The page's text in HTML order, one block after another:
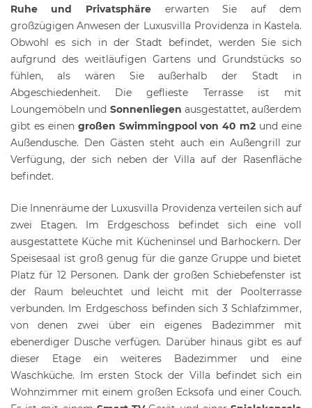
Ruhe und Privatsphäre erwarten Sie auf dem
großzügigen Anwesen der Luxusvilla Providenza in Kastela.
Obwohl es sich in der Stadt befindet, werden Sie sich
aufgrund des weitläufigen Gartens und Grundstücks so
fühlen, als wären Sie außerhalb der Stadt in
Abgeschiedenheit. Die geflieste Terrasse ist mit
Loungemöbeln und Sonnenliegen ausgestattet, außerdem
gibt es einen großen Swimmingpool von 40 m2 und eine
Außendusche. Den Gästen steht auch ein Außengrill zur
Verfügung, der sich neben der Villa auf der Rasenfläche
befindet.
Die Innenräume der Luxusvilla Providenza verteilen sich auf
zwei Etagen. Im Erdgeschoss befindet sich eine voll
ausgestattete Küche mit Kücheninsel und Barhockern. Der
Speisesaal ist groß genug für die ganze Gruppe und bietet
Platz für 12 Personen. Dank der großen Schiebefenster ist
der Raum beleuchtet und leicht mit der Poolterrasse
verbunden. Im Erdgeschoss befinden sich 3 Schlafzimmer,
von denen zwei über ein eigenes Badezimmer mit
ebenerdiger Dusche verfügen. Darüber hinaus gibt es auf
dieser Etage ein weiteres Badezimmer und eine
Waschküche. Im ersten Stock der Villa befindet sich ein
Wohnzimmer mit einem großen Ecksofa und einer Couch.